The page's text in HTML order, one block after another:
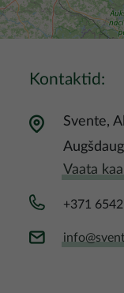
Kontaktid:
Svente,
Vaata
+371